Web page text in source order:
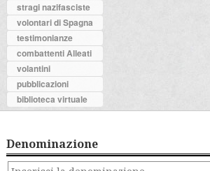
stragi nazifasciste
volontari di Spagna
testimonianze
combattenti Alleati
volantini
pubblicazioni
biblioteca virtuale
Denominazione